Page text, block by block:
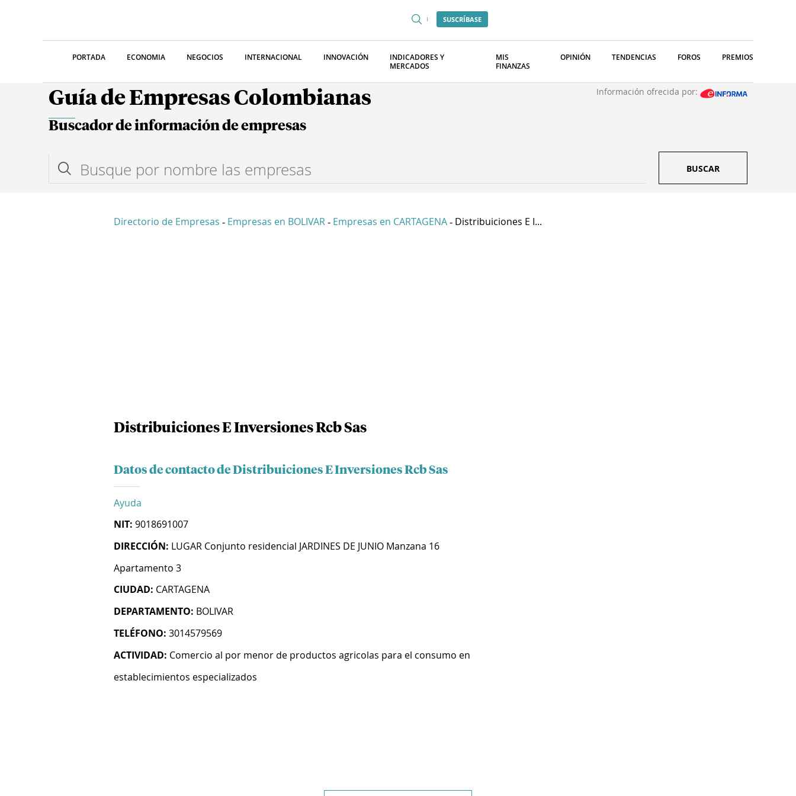
SUSCRÍBASE
PORTADA ECONOMIA NEGOCIOS INTERNACIONAL INNOVACIÓN
INDICADORES Y
MERCADOS
MIS
FINANZAS
OPINIÓN TENDENCIAS FOROS PREMIOS
Guía de Empresas Colombianas Información ofrecida por:
Buscador de información de empresas
BUSCAR
Directorio de Empresas - Empresas en BOLIVAR - Empresas en CARTAGENA - Distribuiciones E I...
Distribuiciones E Inversiones Rcb Sas
Datos de contacto de Distribuiciones E Inversiones Rcb Sas
Ayuda
NIT: 9018691007
DIRECCIÓN: LUGAR Conjunto residencial JARDINES DE JUNIO Manzana 16
Apartamento 3
CIUDAD: CARTAGENA
DEPARTAMENTO: BOLIVAR
TELÉFONO: 3014579569
ACTIVIDAD: Comercio al por menor de productos agricolas para el consumo en
establecimientos especializados